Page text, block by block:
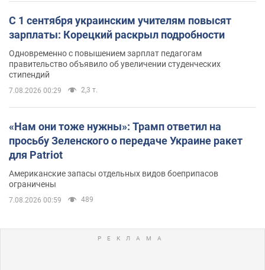
С 1 сентября украинским учителям повысят
зарплаты: Корецкий раскрыл подробности
Одновременно с повышением зарплат педагогам
правительство объявило об увеличении студенческих
стипендий
7.08.2026 00:29 2,3 т.
«Нам они тоже нужны»: Трамп ответил на
просьбу Зеленского о передаче Украине ракет
для Patriot
Американские запасы отдельных видов боеприпасов
ограничены
7.08.2026 00:59 489